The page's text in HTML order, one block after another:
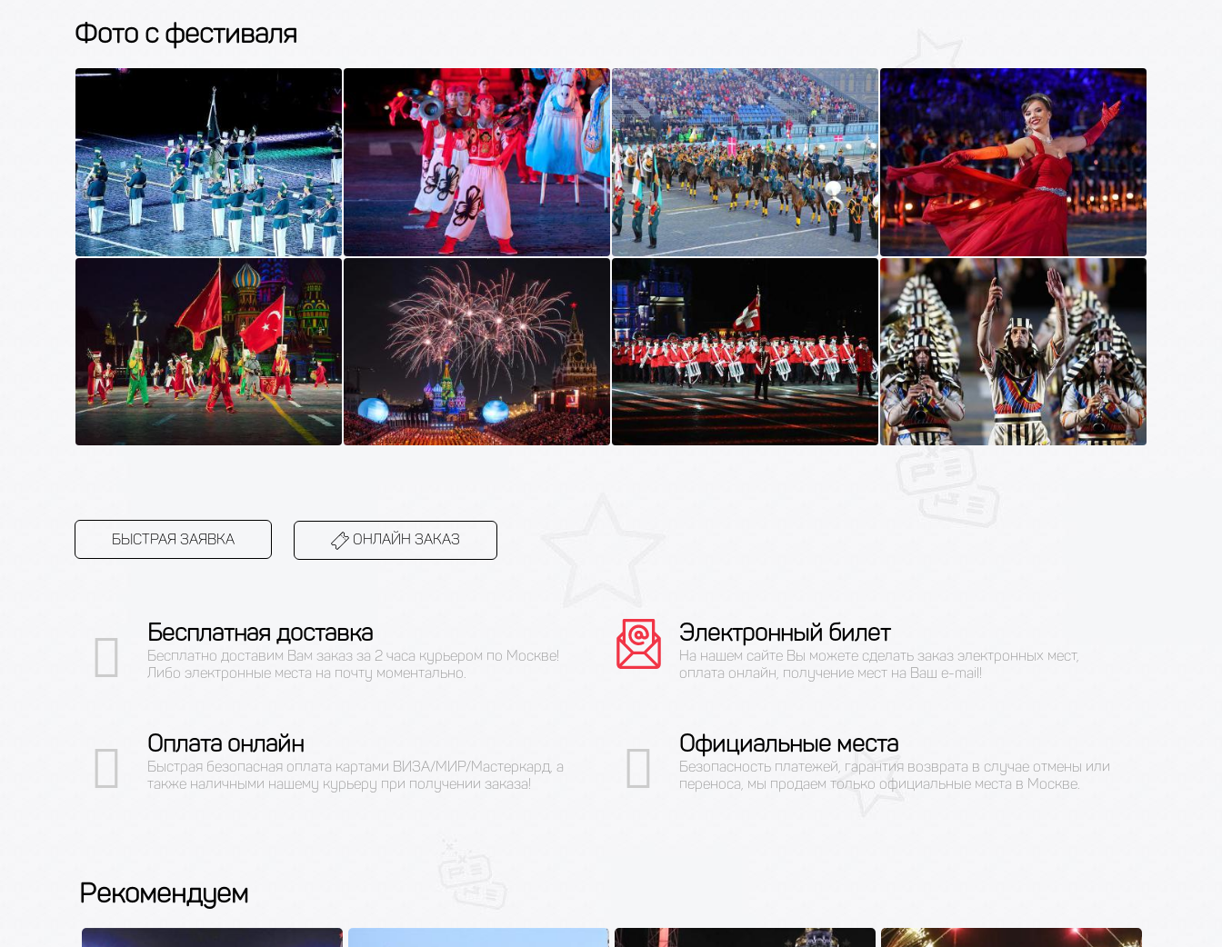
Фото с фестиваля
БЫСТРАЯ ЗАЯВКА ОНЛАЙН ЗАКАЗ
Бесплатная доставка
Бесплатно доставим Вам заказ за 2 часа курьером по Москве!
Либо электронные места на почту моментально.
Электронный билет
На нашем сайте Вы можете сделать заказ электронных мест,
оплата онлайн, получение мест на Ваш e-mail!
Оплата онлайн
Быстрая безопасная оплата картами ВИЗА/МИР/Мастеркард, а
также наличными нашему курьеру при получении заказа!
Официальные места
Безопасность платежей, гарантия возврата в случае отмены или
переноса, мы продаем только официальные места в Москве.
Рекомендуем